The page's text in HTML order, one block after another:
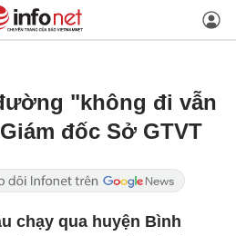
"không đi vẫn
đốc Sở GTVT
chạy qua huyện Bình